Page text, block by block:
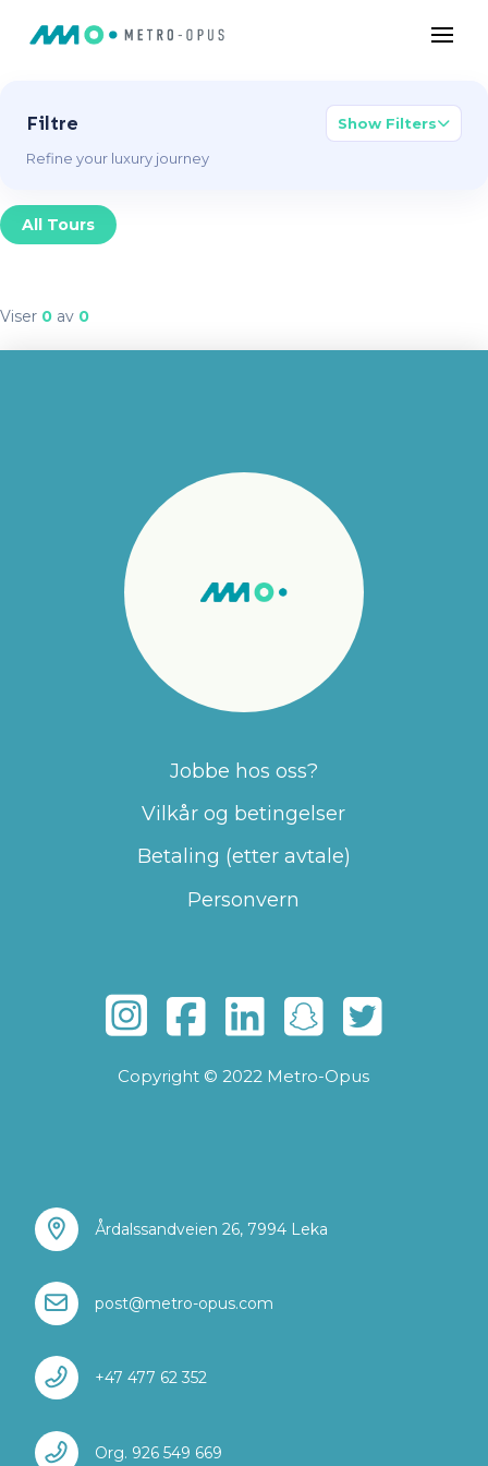
Filtre Show Filters
Refine your luxury journey
All Tours
Viser 0 av 0
Jobbe hos oss?
Vilkår og betingelser
Betaling (etter avtale)
Personvern
Copyright © 2022 Metro-Opus
Årdalssandveien 26, 7994 Leka
post@metro-opus.com
+47 477 62 352
Org. 926 549 669